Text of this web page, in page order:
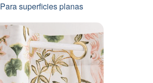
Para superficies planas